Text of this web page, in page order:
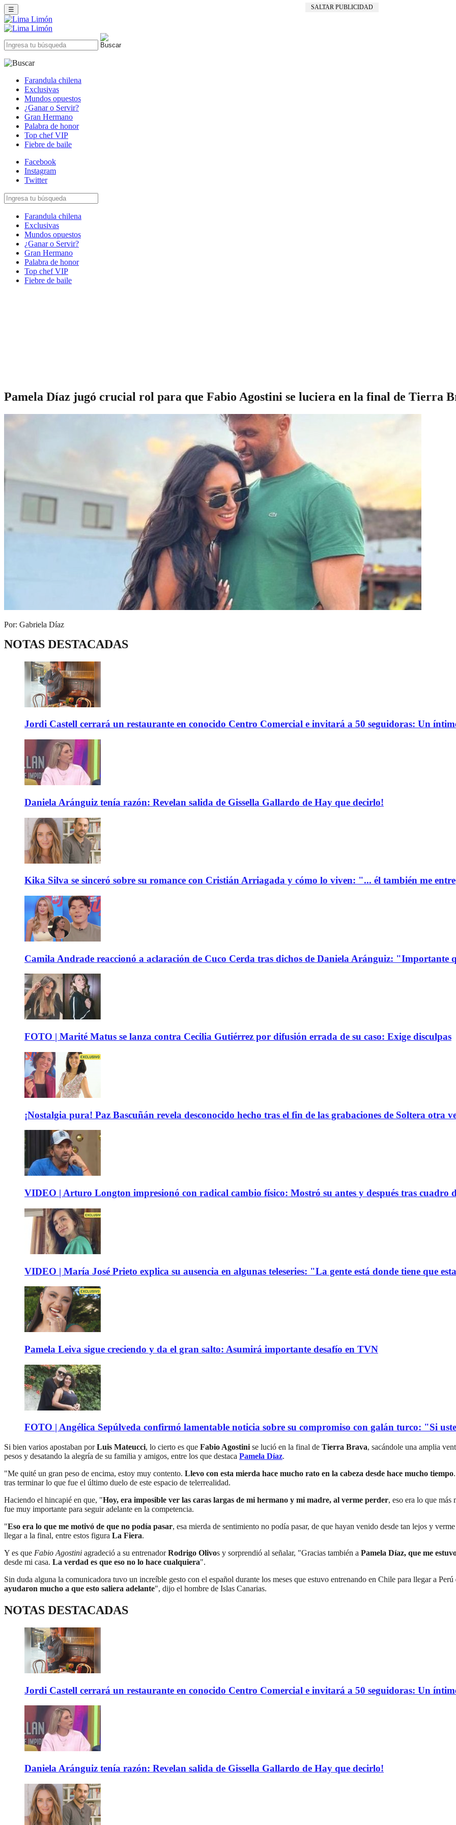
SALTAR PUBLICIDAD
☰
Farandula chilena
Exclusivas
Mundos opuestos
¿Ganar o Servir?
Gran Hermano
Palabra de honor
Top chef VIP
Fiebre de baile
Facebook
Instagram
Twitter
Farandula chilena
Exclusivas
Mundos opuestos
¿Ganar o Servir?
Gran Hermano
Palabra de honor
Top chef VIP
Fiebre de baile
Pamela Díaz jugó crucial rol para que Fabio Agostini se luciera en la final de Tierra
Por: Gabriela Díaz
NOTAS DESTACADAS
Jordi Castell cerrará un restaurante en conocido Centro Comercial e invitará a 50 seguidoras: Un
Daniela Aránguiz tenía razón: Revelan salida de Gissella Gallardo de Hay que decirlo!
Kika Silva se sinceró sobre su romance con Cristián Arriagada y cómo lo viven: "... él también me
Camila Andrade reaccionó a aclaración de Cuco Cerda tras dichos de Daniela Aránguiz: "Importante
FOTO | Marité Matus se lanza contra Cecilia Gutiérrez por difusión errada de su caso: Exige disculpas
¡Nostalgia pura! Paz Bascuñán revela desconocido hecho tras el fin de las grabaciones de Soltera otra
VIDEO | Arturo Longton impresionó con radical cambio físico: Mostró su antes y después tras cuadro
VIDEO | María José Prieto explica su ausencia en algunas teleseries: "La gente está donde tiene que
Pamela Leiva sigue creciendo y da el gran salto: Asumirá importante desafío en TVN
FOTO | Angélica Sepúlveda confirmó lamentable noticia sobre su compromiso con galán turco: "Si
Si bien varios apostaban porLuis Mateucci, lo cierto es que Fabio Agostini se lució en la final de Tierra Brava, sacándole una amplia
pesos y desatando la alegría de su familia y amigos, entre los que destaca Pamela Díaz.
"Me quité un gran peso de encima, estoy muy contento. Llevo con esta mierda hace mucho rato en la cabeza desde hace mucho tiempo
tras terminar lo que fue el último duelo de este espacio de telerrealidad.
Haciendo el hincapié en que, "Hoy, era imposible ver las caras largas de mi hermano y mi madre, al verme perder, eso era lo que
fue muy importante para seguir adelante en la competencia.
"Eso era lo que me motivó de que no podía pasar, esa mierda de sentimiento no podía pasar, de que hayan venido desde tan lejos y
llegar a la final, entre estos figura La Fiera.
Y es que Fabio Agostini agradeció a su entrenadorRodrigo Olivos y sorprendió al señalar, "Gracias también a Pamela Díaz, que me
desde mi casa. La verdad es que eso no lo hace cualquiera".
Sin duda alguna la comunicadora tuvo un increíble gesto con el español durante los meses que estuvo entrenando en Chile para llegar a
ayudaron mucho a que esto saliera adelante", dijo el hombre de Islas Canarias.
NOTAS DESTACADAS
Jordi Castell cerrará un restaurante en conocido Centro Comercial e invitará a 50 seguidoras: Un
Daniela Aránguiz tenía razón: Revelan salida de Gissella Gallardo de Hay que decirlo!